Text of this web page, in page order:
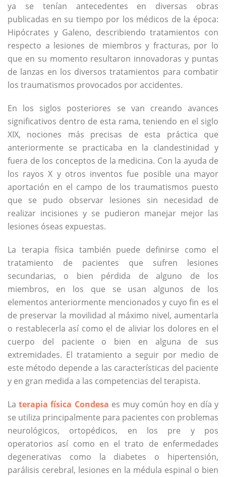
ya se tenían antecedentes en diversas obras
publicadas en su tiempo por los médicos de la época:
Hipócrates y Galeno, describiendo tratamientos con
respecto a lesiones de miembros y fracturas, por lo
que en su momento resultaron innovadoras y puntas
de lanzas en los diversos tratamientos para combatir
los traumatismos provocados por accidentes.
En los siglos posteriores se van creando avances
significativos dentro de esta rama, teniendo en el siglo
XIX, nociones más precisas de esta práctica que
anteriormente se practicaba en la clandestinidad y
fuera de los conceptos de la medicina. Con la ayuda de
los rayos X y otros inventos fue posible una mayor
aportación en el campo de los traumatismos puesto
que se pudo observar lesiones sin necesidad de
realizar incisiones y se pudieron manejar mejor las
lesiones óseas expuestas.
La terapia física también puede definirse como el
tratamiento de pacientes que sufren lesiones
secundarias, o bien pérdida de alguno de los
miembros, en los que se usan algunos de los
elementos anteriormente mencionados y cuyo fin es el
de preservar la movilidad al máximo nivel, aumentarla
o restablecerla así como el de aliviar los dolores en el
cuerpo del paciente o bien en alguna de sus
extremidades. El tratamiento a seguir por medio de
este método depende a las características del paciente
y en gran medida a las competencias del terapista.
Laterapia física Condesa es muy común hoy en día y
se utiliza principalmente para pacientes con problemas
neurológicos, ortopédicos, en los pre y pos
operatorios así como en el trato de enfermedades
degenerativas como la diabetes o hipertensión,
parálisis cerebral, lesiones en la médula espinal o bien